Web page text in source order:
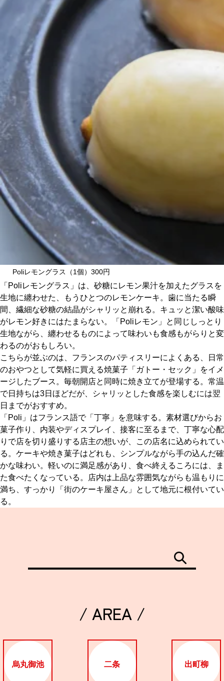
関西で開催。
おすすめの展覧会
おすすめの映画
誠光社で選びました。
おすすめの本
紹介します。
おすすめのイベント
Poliレモングラス（1個）300円
「Poliレモングラス」は、砂糖にレモン果汁を加えたグラスを
生地に纏わせた、もうひとつのレモンケーキ。歯に当たる瞬
間、繊細な砂糖の結晶がシャリッと崩れる。キュッと潔い酸味
がレモン好きにはたまらない。「Poliレモン」と同じしっとり
生地ながら、纏わせるものによって味わいも食感もがらりと変
わるのがおもしろい。
こちらが並ぶのは、フランスのパティスリーによくある、日常
のおやつとして気軽に買える焼菓子「ガトー・セック」をイメ
ージしたブース。毎朝開店と同時に焼き立てが登場する。常温
で日持ちは3日ほどだが、シャリッとした食感を楽しむには翌
日までがおすすめ。
「Poli」はフランス語で「丁寧」を意味する。素材選びからお
菓子作り、内装やディスプレイ、接客に至るまで、丁寧な心配
りで店を切り盛りする店主の想いが、この店名に込められてい
る。ケーキや焼き菓子はどれも、シンプルながら手の込んだ確
かな味わい。軽いのに満足感があり、食べ終えるころには、ま
た食べたくなっている。店内は上品な雰囲気ながらも温もりに
満ち、すっかり「街のケーキ屋さん」として地元に根付いてい
る。
/ AREA /
烏丸御池 二条 出町柳